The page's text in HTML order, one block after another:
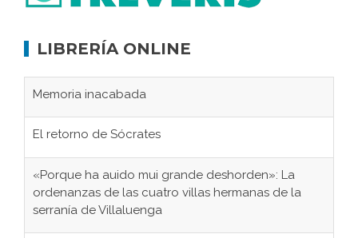
LIBRERÍA ONLINE
El retorno de Sócrates
«Porque ha auido mui grande deshorden»: La
serranía de Villaluenga
El Frente Popular. Jimena de la Frontera, febrero-